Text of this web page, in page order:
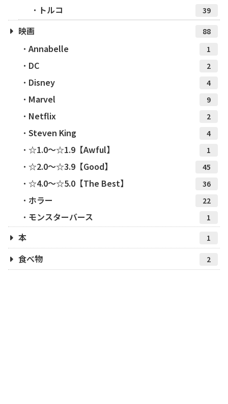
トルコ 39
映画 88
Annabelle 1
DC 2
Disney 4
Marvel 9
Netflix 2
Steven King 4
☆1.0～☆1.9【Awful】 1
☆2.0～☆3.9【Good】 45
☆4.0～☆5.0【The Best】 36
ホラー 22
モンスターバース 1
本 1
食べ物 2